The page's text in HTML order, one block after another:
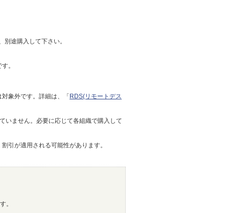
途購入して下さい。
。
象外です。詳細は、「 RDS(リモートデス
ません。必要に応じて各組織で購入して
引が適用される可能性があります。
。